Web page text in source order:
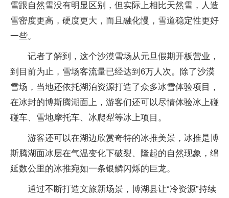
雪跟自然雪没有明显区别，但实际上相比天然雪，人造
雪密度更高，硬度更大，而且融化慢，雪道稳定性更好
一些。
记者了解到，这个沙漠雪场从元旦假期开板营业，
到目前为止，雪场客流量已经达到6万人次。除了沙漠
雪场，当地还依托湖泊资源打造了众多冰雪体验项目，
在冰封的博斯腾湖面上，游客们还可以尽情体验冰上碰
碰车、雪地摩托车、冰爬犁等冰上项目。
游客还可以在湖边欣赏奇特的冰推美景，冰推是博
斯腾湖面冰层在气温变化下破裂、隆起的自然现象，绵
延数公里的冰推宛如一条银鳞闪烁的巨龙。
通过不断打造文旅新场景，博湖县让“冷资源”持续